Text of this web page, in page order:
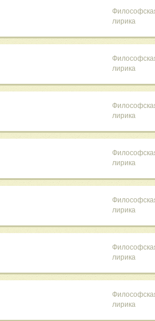
лирика
лирика
лирика
лирика
лирика
лирика
лирика